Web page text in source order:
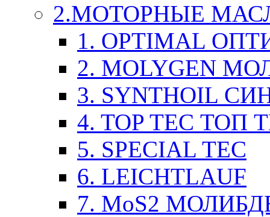
2.МОТОРНЫЕ
1. OPTIMAL
2. MOLYGEN
3. SYNTHOIL
4. TOP TEC ТОП
5. SPECIAL TEC
6. LEICHTLAUF
7. MoS2